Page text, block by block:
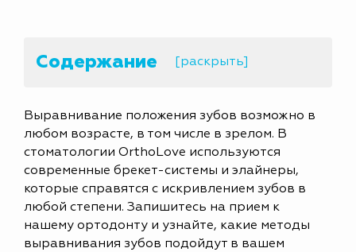
Содержание [раскрыть]
Выравнивание положения зубов возможно в
любом возрасте, в том числе в зрелом. В
стоматологии OrthoLove используются
современные брекет-системы и элайнеры,
которые справятся с искривлением зубов в
любой степени. Запишитесь на прием к
нашему ортодонту и узнайте, какие методы
выравнивания зубов подойдут в вашем